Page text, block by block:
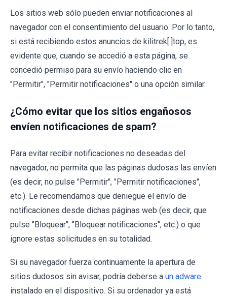
Los sitios web sólo pueden enviar notificaciones al
navegador con el consentimiento del usuario. Por lo tanto,
si está recibiendo estos anuncios de kilitrek[.]top, es
evidente que, cuando se accedió a esta página, se
concedió permiso para su envío haciendo clic en
"Permitir", "Permitir notificaciones" o una opción similar.
¿Cómo evitar que los sitios engañosos
envíen notificaciones de spam?
Para evitar recibir notificaciones no deseadas del
navegador, no permita que las páginas dudosas las envíen
(es decir, no pulse "Permitir", "Permitir notificaciones",
etc.). Le recomendamos que deniegue el envío de
notificaciones desde dichas páginas web (es decir, que
pulse "Bloquear", "Bloquear notificaciones", etc.) o que
ignore estas solicitudes en su totalidad.
Si su navegador fuerza continuamente la apertura de
sitios dudosos sin avisar, podría deberse a un adware
instalado en el dispositivo. Si su ordenador ya está